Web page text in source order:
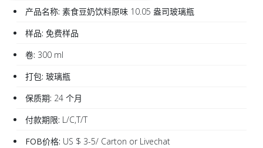
产品名称: 素食豆奶饮料原味 10.05 盎司玻璃瓶
样品: 免费样品
卷: 300 ml
打包: 玻璃瓶
保质期: 24 个月
付款期限: L/C,T/T
FOB价格: US $ 3-5/ Carton or Livechat